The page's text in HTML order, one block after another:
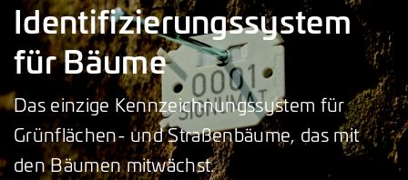
Identifizierungssystem
für Bäume
Das einzige Kennzeichnungssystem für
Grünflächen- und Straßenbäume, das mit
den Bäumen mitwächst.